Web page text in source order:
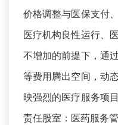
价格调整与医保支付
医疗机构良性运行、
不增加的前提下，通
等费用腾出空间，动
映强烈的医疗服务项
责任股室：医药服务管